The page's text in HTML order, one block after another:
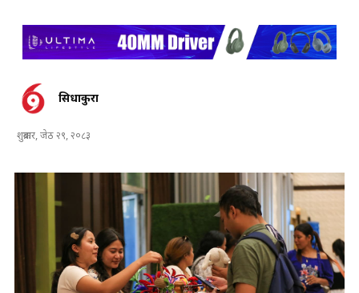
सिधाकुरा
शुक्रबार, जेठ २९, २०८३